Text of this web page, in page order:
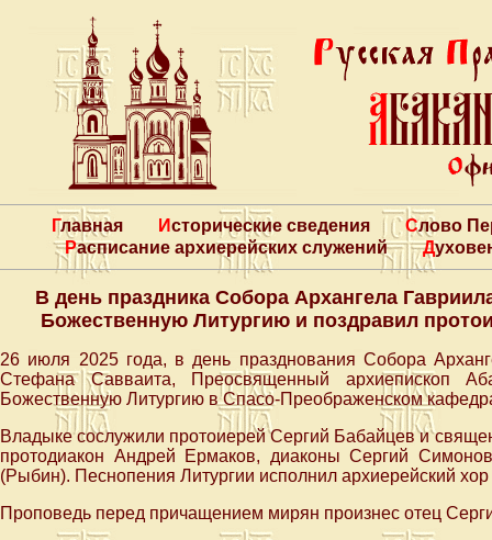
Главная Исторические сведения
Слово
Расписание архиерейских служений
В день праздника Собора Архангела
Божественную Литургию и поздравил
26 июля 2025 года, в день празднования Собора
Стефана Савваита, Преосвященный архиепископ
Божественную Литургию в Спасо-Преображенском
Владыке сослужили протоиерей Сергий Бабайцев и
протодиакон Андрей Ермаков, диаконы Сергий
(Рыбин). Песнопения Литургии исполнил архиерейский
Проповедь перед причащением мирян произнес отец